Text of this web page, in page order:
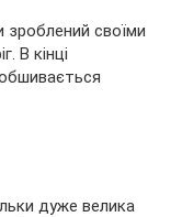
зроблений своїми
В кінці
дуже велика